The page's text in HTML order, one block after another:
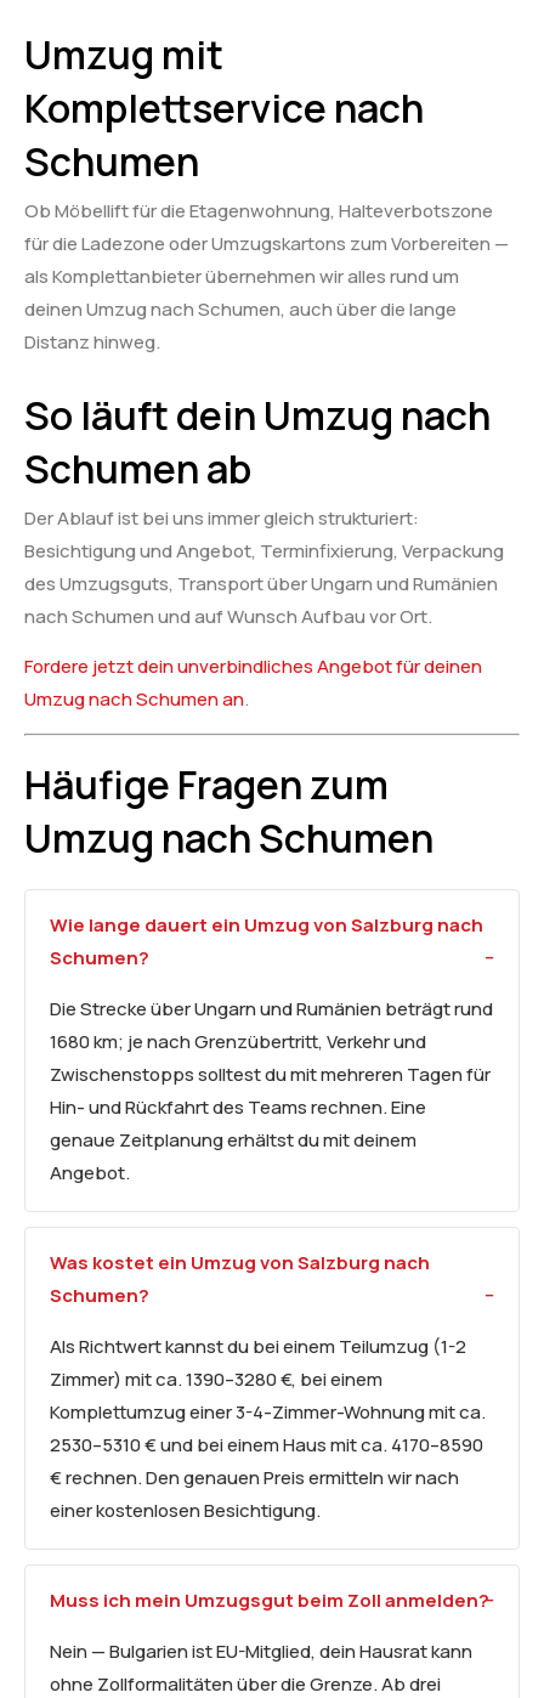
Umzug mit
Komplettservice nach
Schumen
Ob Möbellift für die Etagenwohnung, Halteverbotszone
für die Ladezone oder Umzugskartons zum Vorbereiten —
als Komplettanbieter übernehmen wir alles rund um
deinen Umzug nach Schumen, auch über die lange
Distanz hinweg.
So läuft dein Umzug nach
Schumen ab
Der Ablauf ist bei uns immer gleich strukturiert:
Besichtigung und Angebot, Terminfixierung, Verpackung
des Umzugsguts, Transport über Ungarn und Rumänien
nach Schumen und auf Wunsch Aufbau vor Ort.
Fordere jetzt dein unverbindliches Angebot für deinen
Umzug nach Schumen an.
Häufige Fragen zum
Umzug nach Schumen
Wie lange dauert ein Umzug von Salzburg nach
Schumen?
Die Strecke über Ungarn und Rumänien beträgt rund
1680 km; je nach Grenzübertritt, Verkehr und
Zwischenstopps solltest du mit mehreren Tagen für
Hin- und Rückfahrt des Teams rechnen. Eine
genaue Zeitplanung erhältst du mit deinem
Angebot.
Was kostet ein Umzug von Salzburg nach
Schumen?
Als Richtwert kannst du bei einem Teilumzug (1-2
Zimmer) mit ca. 1390–3280 €, bei einem
Komplettumzug einer 3-4-Zimmer-Wohnung mit ca.
2530–5310 € und bei einem Haus mit ca. 4170–8590
€ rechnen. Den genauen Preis ermitteln wir nach
einer kostenlosen Besichtigung.
Muss ich mein Umzugsgut beim Zoll anmelden?
Nein — Bulgarien ist EU-Mitglied, dein Hausrat kann
ohne Zollformalitäten über die Grenze. Ab drei